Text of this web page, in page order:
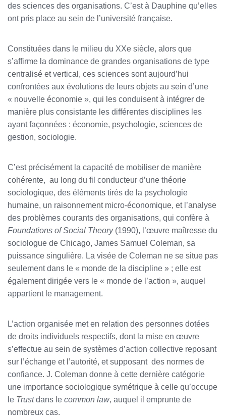
des sciences des organisations. C’est à Dauphine qu’elles
ont pris place au sein de l’université française.
Constituées dans le milieu du XXe siècle, alors que
s’affirme la dominance de grandes organisations de type
centralisé et vertical, ces sciences sont aujourd’hui
confrontées aux évolutions de leurs objets au sein d’une
« nouvelle économie », qui les conduisent à intégrer de
manière plus consistante les différentes disciplines les
ayant façonnées : économie, psychologie, sciences de
gestion, sociologie.
C’est précisément la capacité de mobiliser de manière
cohérente, au long du fil conducteur d’une théorie
sociologique, des éléments tirés de la psychologie
humaine, un raisonnement micro-économique, et l’analyse
des problèmes courants des organisations, qui confère à
Foundations of Social Theory (1990), l’œuvre maîtresse du
sociologue de Chicago, James Samuel Coleman, sa
puissance singulière. La visée de Coleman ne se situe pas
seulement dans le « monde de la discipline » ; elle est
également dirigée vers le « monde de l’action », auquel
appartient le management.
L’action organisée met en relation des personnes dotées
de droits individuels respectifs, dont la mise en œuvre
s’effectue au sein de systèmes d’action collective reposant
sur l’échange et l’autorité, et supposant des normes de
confiance. J. Coleman donne à cette dernière catégorie
une importance sociologique symétrique à celle qu’occupe
le Trustdans le common law, auquel il emprunte de
nombreux cas.